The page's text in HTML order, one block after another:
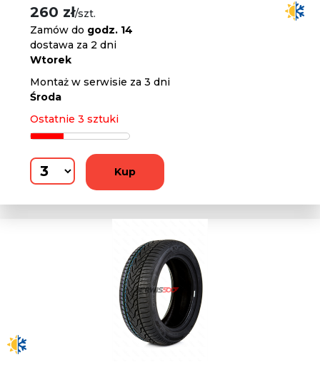
260 zł/szt.
Zamów do godz. 14
dostawa za 2 dni
Wtorek
Montaż w serwisie za 3 dni
Środa
Ostatnie 3 sztuki
Kup